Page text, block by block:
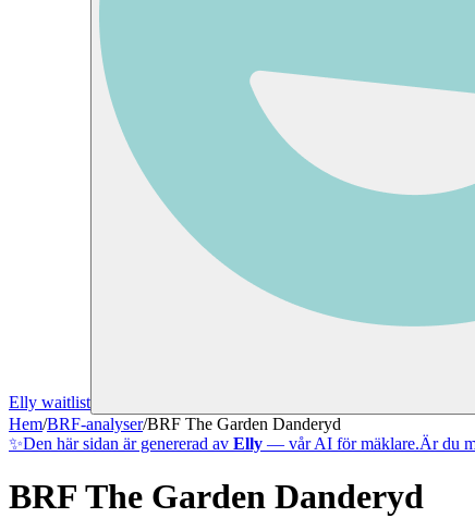
Elly waitlist
Hem/BRF-analyser/BRF The Garden Danderyd
✨Den här sidan är genererad av Elly — vår AI för mäklare.Är du
BRF The Garden Danderyd